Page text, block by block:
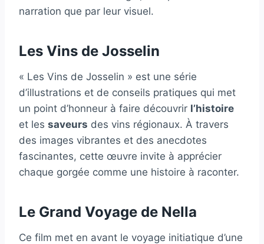
narration que par leur visuel.
Les Vins de Josselin
« Les Vins de Josselin » est une série
d’illustrations et de conseils pratiques qui met
un point d’honneur à faire découvrir l’histoire
et les saveurs des vins régionaux. À travers
des images vibrantes et des anecdotes
fascinantes, cette œuvre invite à apprécier
chaque gorgée comme une histoire à raconter.
Le Grand Voyage de Nella
Ce film met en avant le voyage initiatique d’une